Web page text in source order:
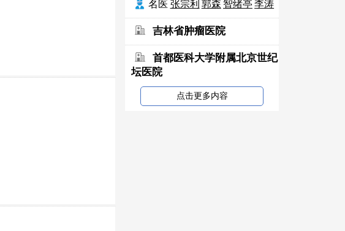
名医 张宗利 郭森 智绪亭 李涛
吉林省肿瘤医院
首都医科大学附属北京世纪
坛医院
点击更多内容